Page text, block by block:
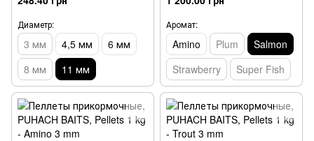
Диаметр:
3 мм 4,5 мм
6 мм
8 мм
11 мм
kg (ведро)
Аромат:
Amino Plum
Salmon
Strawberry
Super Fish